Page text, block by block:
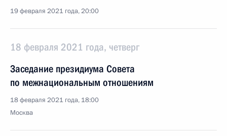
19 февраля 2021 года, 20:00
18 февраля 2021 года, четверг
Заседание президиума Совета
по межнациональным отношениям
18 февраля 2021 года, 18:00
Москва